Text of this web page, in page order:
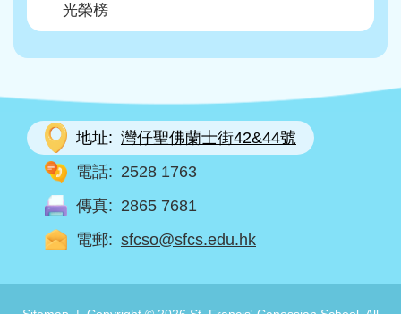
光榮榜
地址: 灣仔聖佛蘭士街42&44號
電話: 2528 1763
傳真: 2865 7681
電郵: sfcso@sfcs.edu.hk